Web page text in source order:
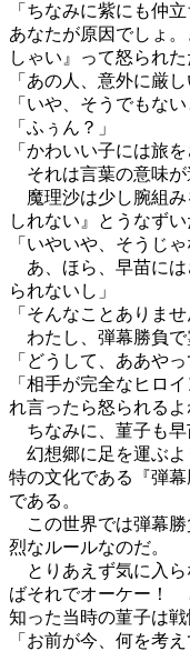
「ちなみに紫にも仲
あなたが原因でしょ
しゃい』って怒られた
「あの人、意外に厳し
「いや、そうでもな
「ふぅん？」
「かわいい子には旅
それは言葉の意味が
魔理沙は少し腕組み
しれない』とうなずい
「いやいや、そうじ
あ、ほら、早苗には
られないし」
「そんなことありませ
わたし、弾幕勝負で
「どうして、ああや
「相手が完全なヒロ
れ言ったら怒られるよ
ちなみに、菫子も早
幻想郷に足を運ぶよ
特の文化である『弾
である。
この世界では弾幕勝
烈なルールなのだ。
とりあえず気に入ら
ばそれでオーケー！
知った当時の菫子は戦
「お前が今、何を考